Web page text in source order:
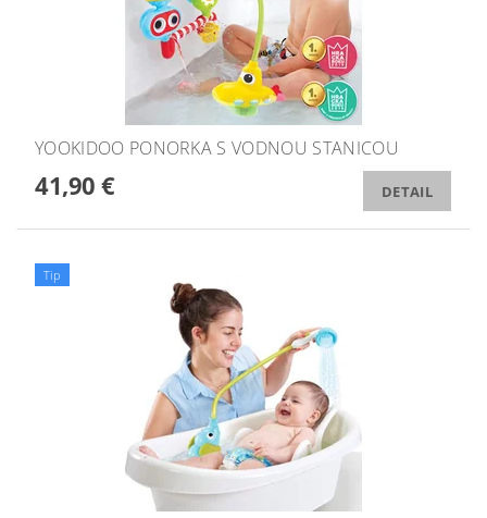
YOOKIDOO PONORKA S VODNOU STANICOU
41,90 € DETAIL
Tip